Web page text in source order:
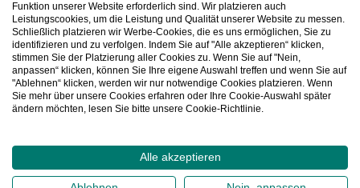
eine eigene Bildungsplattform, die Thuiswinkel e-
Academy.
Schnelles Navigieren
2026©Thuiswinkel.org
Funktion unserer Website erforderlich sind. Wir platzieren auch
Leistungscookies, um die Leistung und Qualität unserer Website zu messen.
Schließlich platzieren wir Werbe-Cookies, die es uns ermöglichen, Sie zu
identifizieren und zu verfolgen. Indem Sie auf "Alle akzeptieren“ klicken,
stimmen Sie der Platzierung aller Cookies zu. Wenn Sie auf "Nein,
anpassen“ klicken, können Sie Ihre eigene Auswahl treffen und wenn Sie auf
"Ablehnen“ klicken, werden wir nur notwendige Cookies platzieren. Wenn
Sie mehr über unsere Cookies erfahren oder Ihre Cookie-Auswahl später
ändern möchten, lesen Sie bitte unsere Cookie-Richtlinie.
Alle akzeptieren